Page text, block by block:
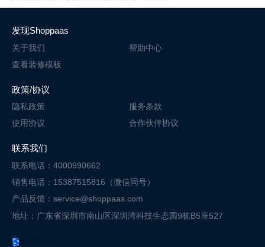
发现Shoppaas
关于我们
帮助中心
查看装修模板
政策/协议
隐私政策
服务条款
使用协议
合作伙伴协议
联系我们
联系电话：4000990662
销售电话：15387515816（微信同号）
产品反馈：service@shoppaas.com
地址：广东省深圳市南山区深圳湾科技生态园9栋B5座527